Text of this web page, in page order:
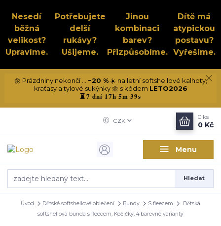
Nesedí
běžná
velikost?
Upravíme.
Potřebujete
delší
rukávy?
Ušijeme.
Jinou
kombinaci
barev?
Přizpůsobíme.
Dítě má
atypickou
postavu?
Vyřešíme.
🌼 Prázdniny nekončí ... −20 %☀️ na letní softshellové kalhoty,
kraťasy a tylové sukýnky 🌼 s kódem LETO2026
⏳7 dní 17h 5m 39s
Menu
CZK
Hledat
0 ks
0 Kč
Úvod Dětské softshellové oblečení Bundy S fleecem
Dětská
softshellová bunda s fleecem, Kočičky, 4 barevné varianty